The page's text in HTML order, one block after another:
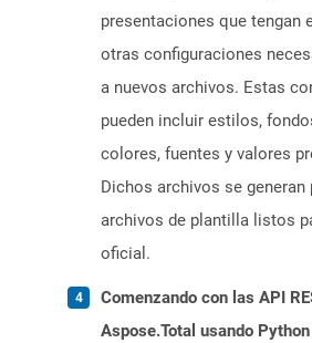
presentaciones que tengan
otras configuraciones
a nuevos archivos. Estas
pueden incluir estilos,
colores, fuentes y valores
Dichos archivos se generan
archivos de plantilla listos
oficial.
Comenzando con las API
Aspose.Total usando